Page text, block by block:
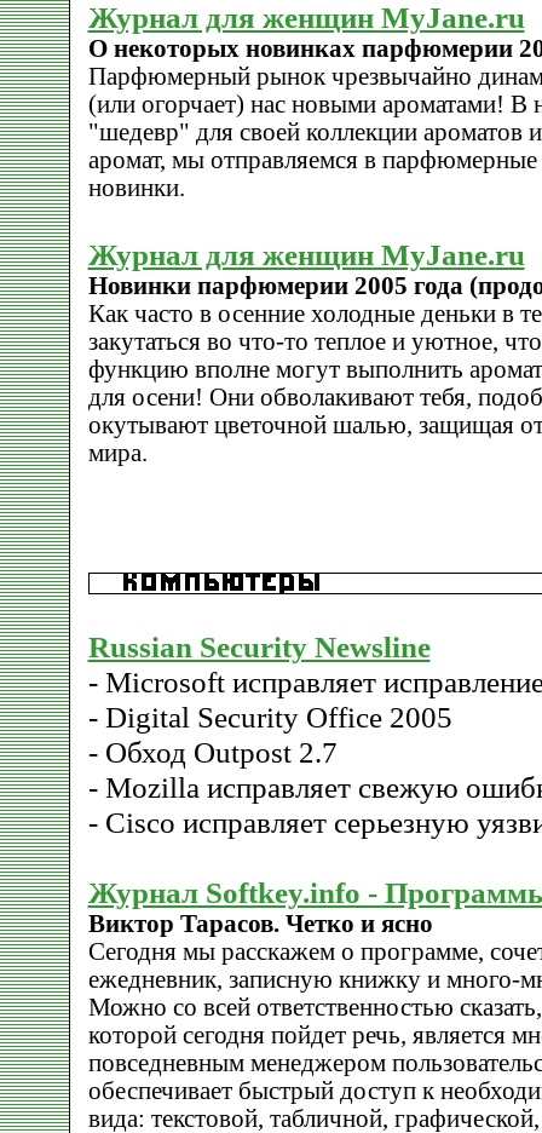
Журнал для женщин MyJane.ru
О некоторых новинках парфюмерии
Парфюмерный рынок чрезвычайно
(или огорчает) нас новыми ароматами! В
"шедевр" для своей коллекции ароматов
аромат, мы отправляемся в парфюмерные
новинки.
Журнал для женщин MyJane.ru
Новинки парфюмерии 2005 года
Как часто в осенние холодные деньки в
закутаться во что-то теплое и уютное,
функцию вполне могут выполнить
для осени! Они обволакивают тебя,
окутывают цветочной шалью, защищая
мира.
Russian Security Newsline
- Microsoft исправляет
- Digital Security Office 2005
- Обход Outpost 2.7
- Mozilla исправляет свежую
- Cisco исправляет серьезную
Журнал Softkey.info -
Виктор Тарасов. Четко и ясно
Сегодня мы расскажем о программе,
ежедневник, записную книжку и много-
Можно со всей ответственностью
которой сегодня пойдет речь, является
повседневным менеджером
обеспечивает быстрый доступ к
вида: текстовой, табличной,